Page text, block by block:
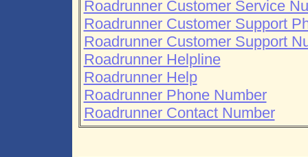
Roadrunner Customer Service
Roadrunner Customer Support
Roadrunner Customer Support
Roadrunner Helpline
Roadrunner Help
Roadrunner Phone Number
Roadrunner Contact Number